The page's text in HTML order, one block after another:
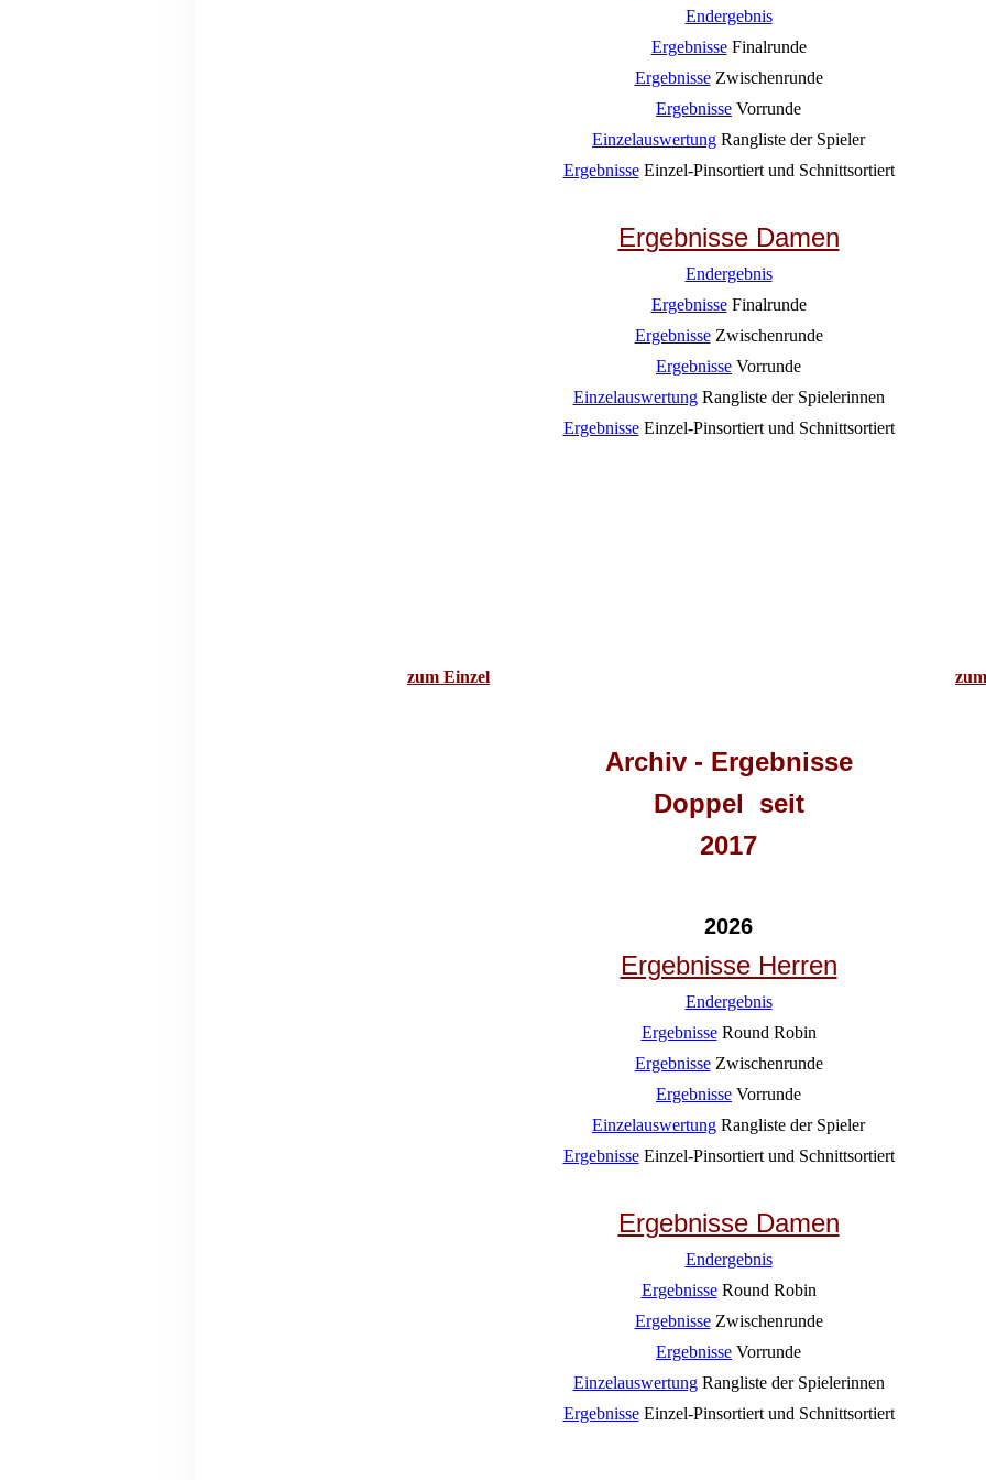
Endergebnis
Ergebnisse Finalrunde
Ergebnisse Zwischenrunde
Ergebnisse Vorrunde
Einzelauswertung Rangliste der Spieler
Ergebnisse Einzel-Pinsortiert und Schnittsortiert
Ergebnisse Damen
Endergebnis
Ergebnisse Finalrunde
Ergebnisse Zwischenrunde
Ergebnisse Vorrunde
Einzelauswertung Rangliste der Spielerinnen
ErgebnisseEinzel-Pinsortiert und Schnittsortiert
zum Einzel
Archiv - Ergebnisse
Doppel seit
2017
2026
Ergebnisse Herren
Endergebnis
ErgebnisseRound Robin
ErgebnisseZwischenrunde
Ergebnisse Vorrunde
Einzelauswertung Rangliste der Spieler
ErgebnisseEinzel-Pinsortiert und Schnittsortiert
Ergebnisse Damen
Endergebnis
ErgebnisseRound Robin
ErgebnisseZwischenrunde
Ergebnisse Vorrunde
EinzelauswertungRangliste der Spielerinnen
ErgebnisseEinzel-Pinsortiert und Schnittsortiert